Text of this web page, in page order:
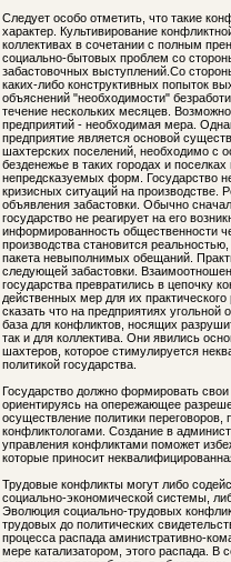
Следует особо отметить, что такие
характер. Культивирование
коллективах в сочетании с полным
социально-бытовых проблем со
забастовочных выступлений.Со
каких-либо конструктивных попыток
объяснений "необходимости"
течение нескольких месяцев.
предприятий - необходимая мера.
предприятие является основой
шахтерских поселений, необходимо с
безденежье в таких городах и
непредсказуемых форм. Государство
кризисных ситуаций на производстве.
объявления забастовки. Обычно
государство не реагирует на его
информированность общественности
производства становится
пакета невыполнимых обещаний.
следующей забастовки.
государства превратились в цепочку
действенных мер для их
сказать что на предприятиях угольной
база для конфликтов, носящих
так и для коллектива. Они явились
шахтеров, которое стимулируется
политикой государства.
Государство должно формировать
ориентируясь на опережающее
осуществление политики
конфликтологами. Создание в
управления конфликтами поможет
которые приносит
Трудовые конфликты могут либо
социально-экономической системы,
Эволюция социально-трудовых
трудовых до политических
процесса распада аминистративно-
мере катализатором, этого распада. В